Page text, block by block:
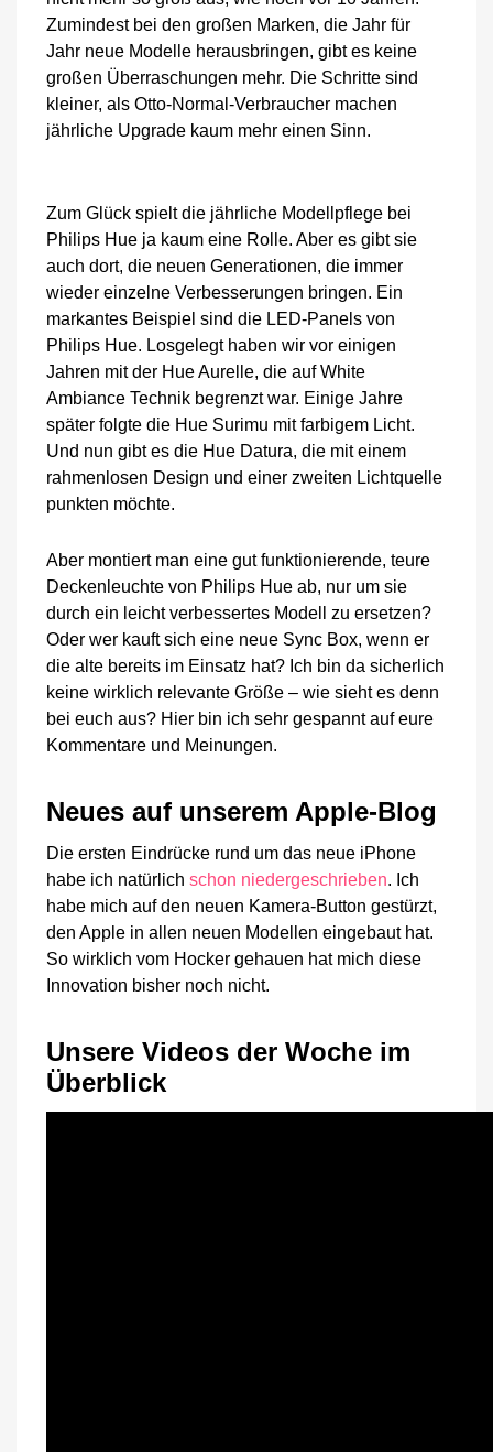
Zumindest bei den großen Marken, die Jahr für
Jahr neue Modelle herausbringen, gibt es keine
großen Überraschungen mehr. Die Schritte sind
kleiner, als Otto-Normal-Verbraucher machen
jährliche Upgrade kaum mehr einen Sinn.
Zum Glück spielt die jährliche Modellpflege bei
Philips Hue ja kaum eine Rolle. Aber es gibt sie
auch dort, die neuen Generationen, die immer
wieder einzelne Verbesserungen bringen. Ein
markantes Beispiel sind die LED-Panels von
Philips Hue. Losgelegt haben wir vor einigen
Jahren mit der Hue Aurelle, die auf White
Ambiance Technik begrenzt war. Einige Jahre
später folgte die Hue Surimu mit farbigem Licht.
Und nun gibt es die Hue Datura, die mit einem
rahmenlosen Design und einer zweiten Lichtquelle
punkten möchte.
Aber montiert man eine gut funktionierende, teure
Deckenleuchte von Philips Hue ab, nur um sie
durch ein leicht verbessertes Modell zu ersetzen?
Oder wer kauft sich eine neue Sync Box, wenn er
die alte bereits im Einsatz hat? Ich bin da sicherlich
keine wirklich relevante Größe – wie sieht es denn
bei euch aus? Hier bin ich sehr gespannt auf eure
Kommentare und Meinungen.
Neues auf unserem Apple-Blog
Die ersten Eindrücke rund um das neue iPhone
habe ich natürlich schon niedergeschrieben. Ich
habe mich auf den neuen Kamera-Button gestürzt,
den Apple in allen neuen Modellen eingebaut hat.
So wirklich vom Hocker gehauen hat mich diese
Innovation bisher noch nicht.
Unsere Videos der Woche im
Überblick